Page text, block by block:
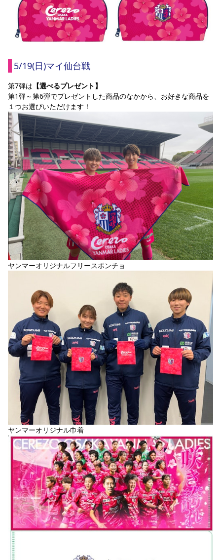
5/19(日)マイ仙台戦
第7弾は 【選べるプレゼント】
第1弾～第6弾でプレゼントした商品のなかから、お好きな商品を
１つお選びいただけます！
ヤンマーオリジナルフリースポンチョ
ヤンマーオリジナル巾着